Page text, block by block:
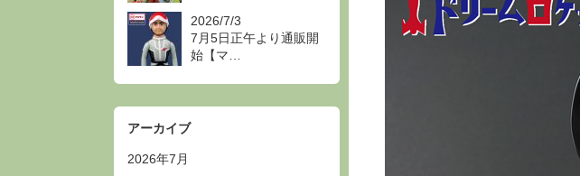
2026/7/3
7月5日正午より通販開
始【マ…
アーカイブ
2026年7月